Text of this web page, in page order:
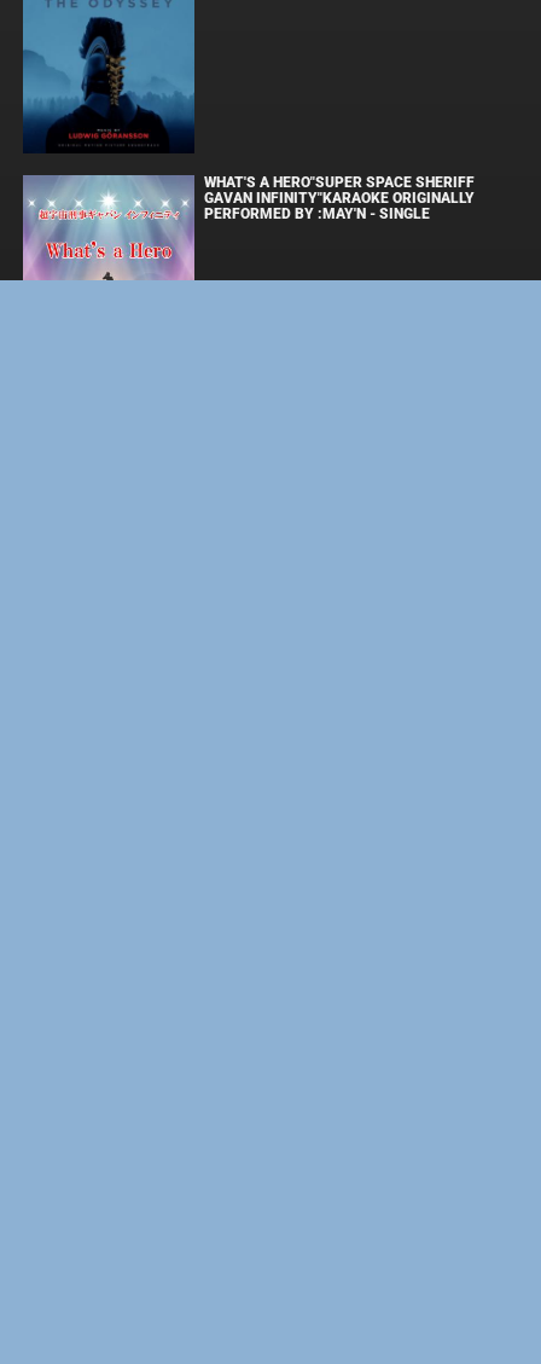
WHAT'S A HERO"SUPER SPACE SHERIFF
GAVAN INFINITY"KARAOKE ORIGINALLY
PERFORMED BY :MAY'N - SINGLE